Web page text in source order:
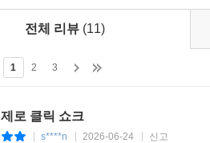
전체 리뷰 (11)
1 2 3
제로 클릭 쇼크
s****n 2026-06-24 신고